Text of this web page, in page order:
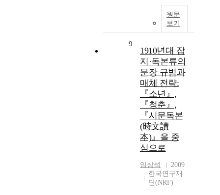
원문
보기
9
1910년대 잡
지·독본류의
문장 규범과
매체 전략:
『소년』,
『청춘』,
『시문독본
(時文讀
本)』을 중
심으로
임상석
2009
한국연구재
단(NRF)